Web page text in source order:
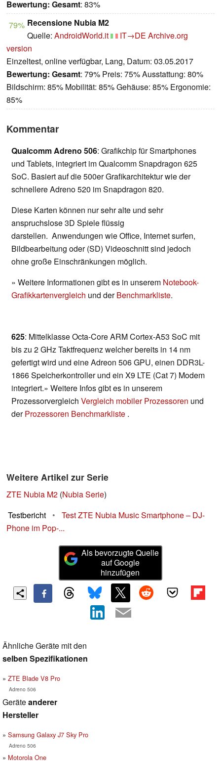
Bewertung: Gesamt: 83%
79% Recensione Nubia M2
Quelle: AndroidWorld.it IT→DE Archive.org
version
Einzeltest, online verfügbar, Lang, Datum: 03.05.2017
Bewertung: Gesamt: 79% Preis: 75% Ausstattung: 80%
Bildschirm: 85% Mobilität: 85% Gehäuse: 85% Ergonomie:
85%
Kommentar
Qualcomm Adreno 506: Grafikchip für Smartphones
und Tablets, integriert im Qualcomm Snapdragon 625
SoC. Basiert auf die 500er Grafikarchitektur wie der
schnellere Adreno 520 im Snapdragon 820.
Diese Karten können nur sehr alte und sehr
anspruchslose 3D Spiele flüssig
darstellen. Anwendungen wie Office, Internet surfen,
Bildbearbeitung oder (SD) Videoschnitt sind jedoch
ohne große Einschränkungen möglich.
» Weitere Informationen gibt es in unserem Notebook-
Grafikkartenvergleich und derBenchmarkliste.
625: Mittelklasse Octa-Core ARM Cortex-A53 SoC mit
bis zu 2 GHz Taktfrequenz welcher bereits in 14 nm
gefertigt wird und eine Adreon 506 GPU, einen DDR3L-
1866 Speicherkontroller und ein X9 LTE (Cat 7) Modem
integriert.» Weitere Infos gibt es in unserem
Prozessorvergleich Vergleich mobiler Prozessoren und
derProzessoren Benchmarkliste .
Weitere Artikel zur Serie
ZTE Nubia M2 (Nubia Serie)
Testbericht
•
Test ZTE Nubia Music Smartphone – DJ-
Phone im Pop-...
Als bevorzugte Quelle
auf Google
hinzufügen
Ähnliche Geräte mit den
selben Spezifikationen
ZTE Blade V8 Pro
Adreno 506
Geräteanderer
Hersteller
Samsung Galaxy J7 Sky Pro
Adreno 506
Motorola One